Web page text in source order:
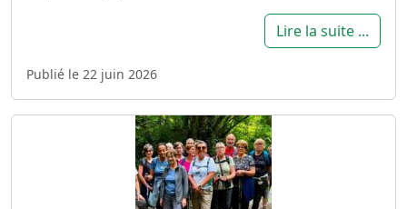
Lire la suite ...
Publié le 22 juin 2026